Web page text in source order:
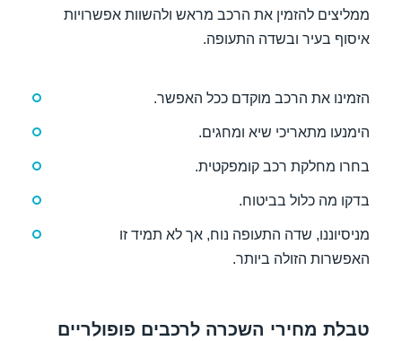
ממליצים להזמין את הרכב מראש ולהשוות אפשרויות
איסוף בעיר ובשדה התעופה.
הזמינו את הרכב מוקדם ככל האפשר.
הימנעו מתאריכי שיא ומחגים.
בחרו מחלקת רכב קומפקטית.
בדקו מה כלול בביטוח.
מניסיוננו, שדה התעופה נוח, אך לא תמיד זו
האפשרות הזולה ביותר.
טבלת מחירי השכרה לרכבים פופולריים